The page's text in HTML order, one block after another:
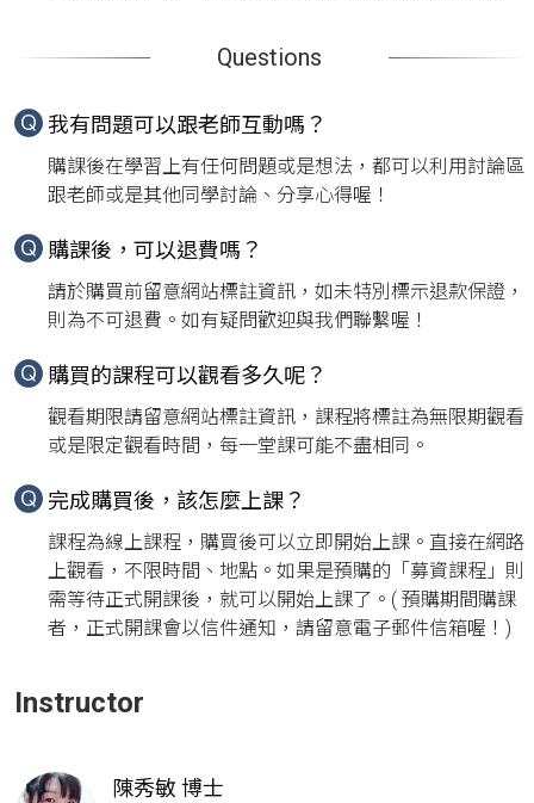
Questions
我有問題可以跟老師互動嗎？
購課後在學習上有任何問題或是想法，都可以利用討論區
跟老師或是其他同學討論、分享心得喔！
購課後，可以退費嗎？
請於購買前留意網站標註資訊，如未特別標示退款保證，
則為不可退費。如有疑問歡迎與我們聯繫喔！
購買的課程可以觀看多久呢？
觀看期限請留意網站標註資訊，課程將標註為無限期觀看
或是限定觀看時間，每一堂課可能不盡相同。
完成購買後，該怎麼上課？
課程為線上課程，購買後可以立即開始上課。直接在網路
上觀看，不限時間、地點。如果是預購的「募資課程」則
需等待正式開課後，就可以開始上課了。( 預購期間購課
者，正式開課會以信件通知，請留意電子郵件信箱喔！)
Instructor
陳秀敏 博士